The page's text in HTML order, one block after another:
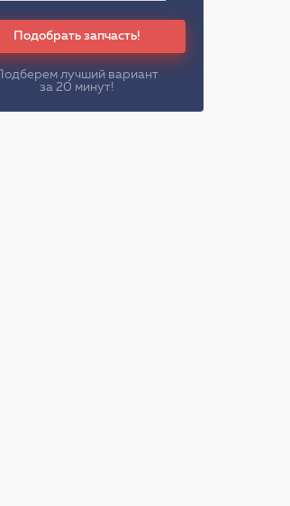
Подобрать запчасть!
Подберем лучший вариант
за 20 минут!